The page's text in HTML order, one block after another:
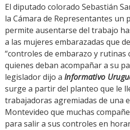
El diputado colorado Sebastián
la Cámara de Representantes un
permite ausentarse del trabajo
a las mujeres embarazadas que
“controles de embarazo y rutinas
quienes deban acompañar a su
legislador dijo a Informativo
surge a partir del planteo que le
trabajadoras agremiadas de una
Montevideo que muchas
para salir a sus controles en